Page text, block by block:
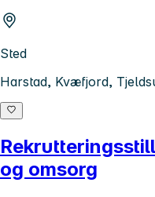
Sted
Harstad, Kvæfjord,
og omsorg